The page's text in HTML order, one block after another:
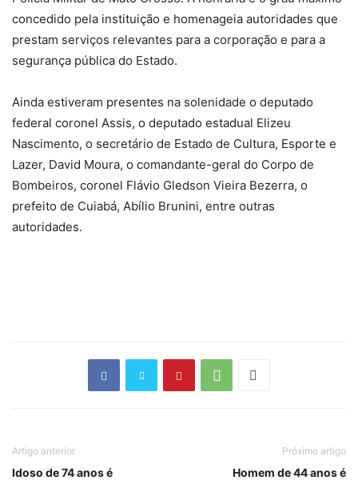
concedido pela instituição e homenageia autoridades que
prestam serviços relevantes para a corporação e para a
segurança pública do Estado.
Ainda estiveram presentes na solenidade o deputado
federal coronel Assis, o deputado estadual Elizeu
Nascimento, o secretário de Estado de Cultura, Esporte e
Lazer, David Moura, o comandante-geral do Corpo de
Bombeiros, coronel Flávio Gledson Vieira Bezerra, o
prefeito de Cuiabá, Abílio Brunini, entre outras
autoridades.
Artigo anterior
Idoso de 74 anos é
Próximo artigo
Homem de 44 anos é